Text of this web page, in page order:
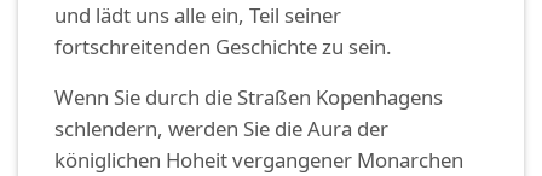
und lädt uns alle ein, Teil seiner
fortschreitenden Geschichte zu sein.
Wenn Sie durch die Straßen Kopenhagens
schlendern, werden Sie die Aura der
königlichen Hoheit vergangener Monarchen